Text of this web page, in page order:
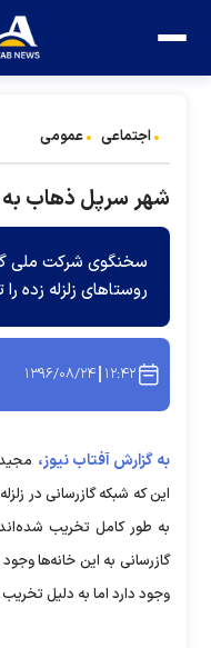
اجتماعی عمومی
شهر سرپل ذهاب به
سخنگوی شرکت ملی
روستاهای زلزله زده
۱۲:۴۲ ۱۳۹۶/۰۸/۲۴
به گزارش آفتاب نیوز، مجید
این که شبکه گازرسانی در
به طور کامل تخریب شده‌اند
گازرسانی به این خانه‌ها
وجود دارد اما به دلیل